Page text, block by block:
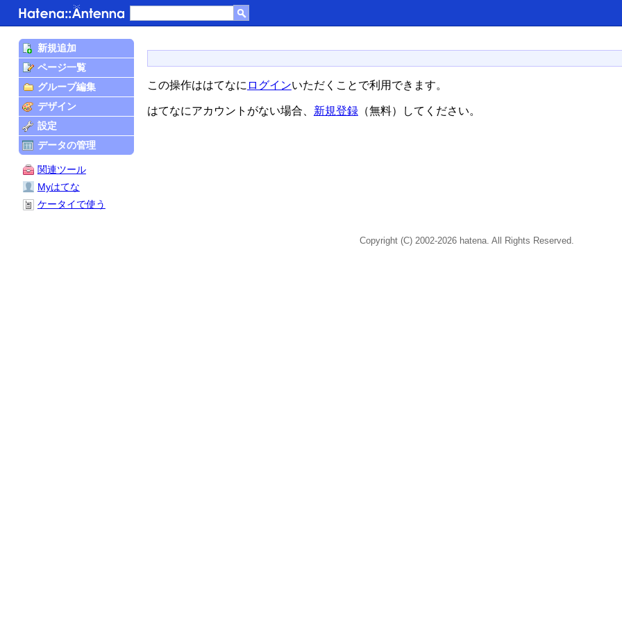
この操作ははてなに ログインいただくことで利用できます。
はてなにアカウントがない場合、 新規登録（無料）してください。
新規追加
ページ一覧
グループ編集
デザイン
設定
データの管理
関連ツール
Myはてな
ケータイで使う
Copyright (C) 2002-2026 hatena. All Rights Reserved.